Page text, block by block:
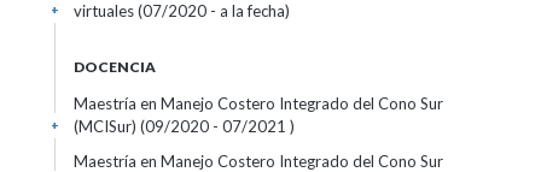
virtuales (07/2020 - a la fecha)
+
DOCENCIA
Maestría en Manejo Costero Integrado del Cono Sur
(MCISur) (09/2020 - 07/2021 )
+
Maestría en Manejo Costero Integrado del Cono Sur